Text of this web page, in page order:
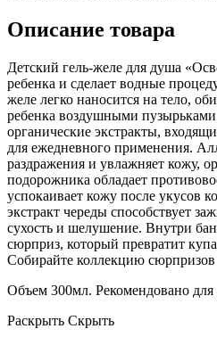
Описание товара
Детский гель-желе для душа
ребенка и сделает водные
желе легко наносится на тело,
ребенка воздушными
органические экстракты,
для ежедневного применения.
раздражения и увлажняет кожу,
подорожника обладает
успокаивает кожу после укусов
экстракт череды способствует
сухость и шелушение. Внутри
сюрприз, который превратит
Собирайте коллекцию сюрпризов
Объем 300мл. Рекомендовано для
Раскрыть Скрыть